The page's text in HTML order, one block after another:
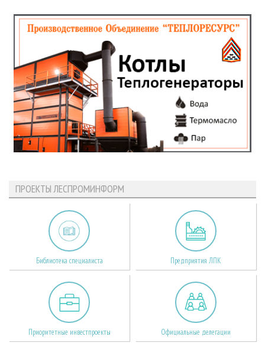
ПРОЕКТЫ ЛЕСПРОМИНФОРМ
Библиотека специалиста Предприятия ЛПК
Приоритетные инвестпроекты Официальные делегации